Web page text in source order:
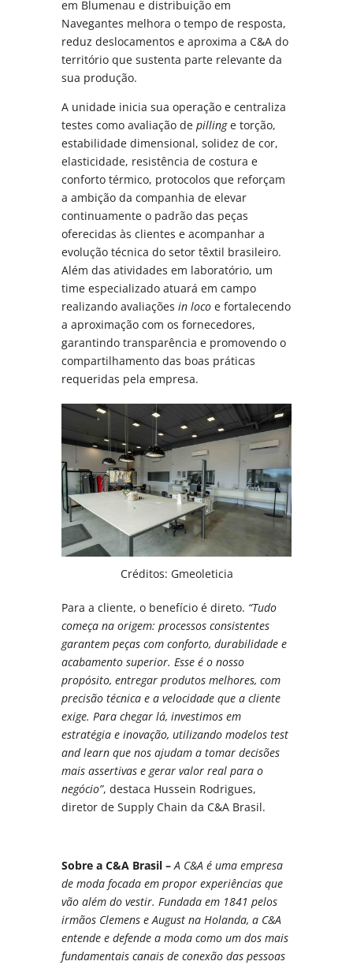
em Blumenau e distribuição em
Navegantes melhora o tempo de resposta,
reduz deslocamentos e aproxima a C&A do
território que sustenta parte relevante da
sua produção.
A unidade inicia sua operação e centraliza
testes como avaliação depillinge torção,
estabilidade dimensional, solidez de cor,
elasticidade, resistência de costura e
conforto térmico, protocolos que reforçam
a ambição da companhia de elevar
continuamente o padrão das peças
oferecidas às clientes e acompanhar a
evolução técnica do setor têxtil brasileiro.
Além das atividades em laboratório, um
time especializado atuará em campo
realizando avaliaçõesin loco e fortalecendo
a aproximação com os fornecedores,
garantindo transparência e promovendo o
compartilhamento das boas práticas
requeridas pela empresa.
Créditos: Gmeoleticia
Para a cliente, o benefício é direto. “Tudo
começa na origem: processos consistentes
garantem peças com conforto, durabilidade e
acabamento superior. Esse é o nosso
propósito, entregar produtos melhores, com
precisão técnica e a velocidade que a cliente
exige. Para chegar lá, investimos em
estratégia e inovação, utilizando modelos test
and learn que nos ajudam a tomar decisões
mais assertivas e gerar valor real para o
negócio”, destaca Hussein Rodrigues,
diretor de Supply Chain da C&A Brasil.
Sobre a C&A Brasil –A C&A é uma empresa
de moda focada em propor experiências que
vão além do vestir. Fundada em 1841 pelos
irmãos Clemens e August na Holanda, a C&A
entende e defende a moda como um dos mais
fundamentais canais de conexão das pessoas